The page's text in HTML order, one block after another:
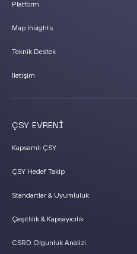
Platform
Map Insights
Teknik Destek
İletişim
ÇSY EVRENİ
Kapsamlı ÇSY
ÇSY Hedef Takip
Standartlar & Uyumluluk
Çeşitlilik & Kapsayıcılık
CSRD Olgunluk Analizi